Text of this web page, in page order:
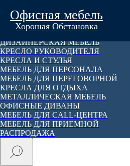
Офисная мебель
Хорошая Обстановка
КАТАЛОГ
КАБИНЕТ РУКОВОДИТЕЛЯ
ДИЗАЙНЕРСКАЯ МЕБЕЛЬ
КРЕСЛО РУКОВОДИТЕЛЯ
КРЕСЛА И СТУЛЬЯ
МЕБЕЛЬ ДЛЯ ПЕРСОНАЛА
МЕБЕЛЬ ДЛЯ ПЕРЕГОВОРНОЙ
КРЕСЛА ДЛЯ ОТДЫХА
МЕТАЛЛИЧЕСКАЯ МЕБЕЛЬ
ОФИСНЫЕ ДИВАНЫ
МЕБЕЛЬ ДЛЯ CALL-ЦЕНТРА
МЕБЕЛЬ ДЛЯ ПРИЕМНОЙ
РАСПРОДАЖА